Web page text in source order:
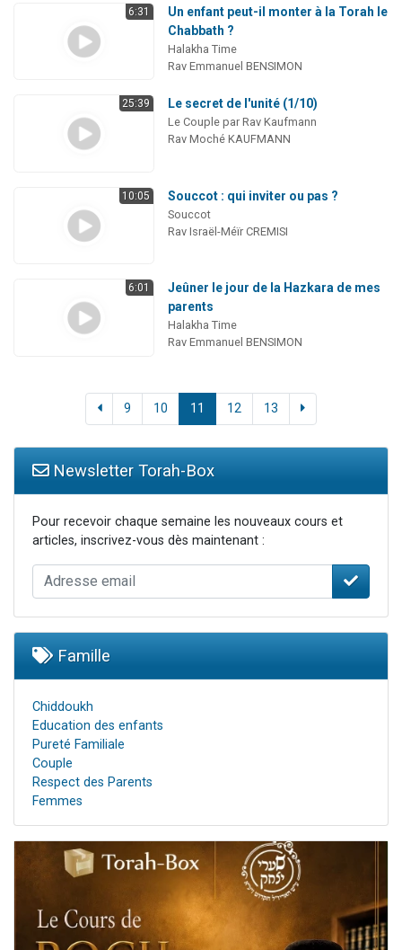
6:31
Un enfant peut-il monter à la Torah le
Chabbath ?
Halakha Time
Rav Emmanuel BENSIMON
25:39 Le secret de l'unité (1/10)
Le Couple par Rav Kaufmann
Rav Moché KAUFMANN
10:05 Souccot : qui inviter ou pas ?
Souccot
Rav Israël-Méïr CREMISI
6:01
Jeûner le jour de la Hazkara de mes
parents
Halakha Time
Rav Emmanuel BENSIMON
9 10 11 12 13
Newsletter Torah-Box
Pour recevoir chaque semaine les nouveaux cours et
articles, inscrivez-vous dès maintenant :
Famille
Chiddoukh
Education des enfants
Pureté Familiale
Couple
Respect des Parents
Femmes